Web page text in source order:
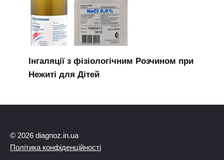
Інгаляції з фізіологічним Розчином при
Нежиті для Дітей
© 2026 diagnoz.in.ua
Політика конфіденційності